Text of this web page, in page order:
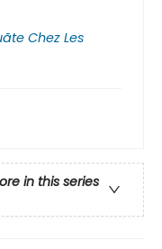
Chez Les
in this series